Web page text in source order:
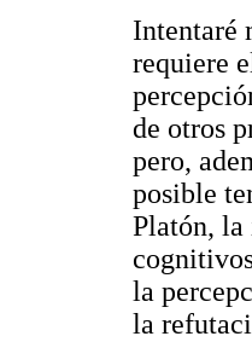
Intentaré
requiere
de otros
pero,
posible
Platón, la
la
la